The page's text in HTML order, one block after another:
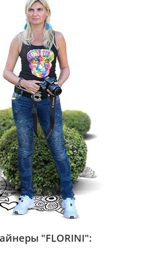
"FLORINI":